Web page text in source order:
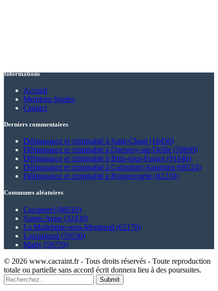
Informations
Accueil
Mentions légales
Contact
Derniers commentaires
Délinquance et criminalité à Saint-Claud (16450)
Délinquance et criminalité à Quesnoy-sur-Deûle (59890)
Délinquance et criminalité à Briis-sous-Forges (91640)
Délinquance et criminalité à Colombier-Saugnieu (69124)
Délinquance et criminalité à Roquecourbe (81210)
Communes aléatoires
Cocquerel (80510)
Sainte-Anne (32430)
La Madelaine-sous-Montreuil (62170)
Locquignol (59530)
Marly (59770)
© 2026 www.cacraint.fr - Tous droits réservés - Toute reproduction
totale ou partielle sans accord écrit donnera lieu à des poursuites.
Submit